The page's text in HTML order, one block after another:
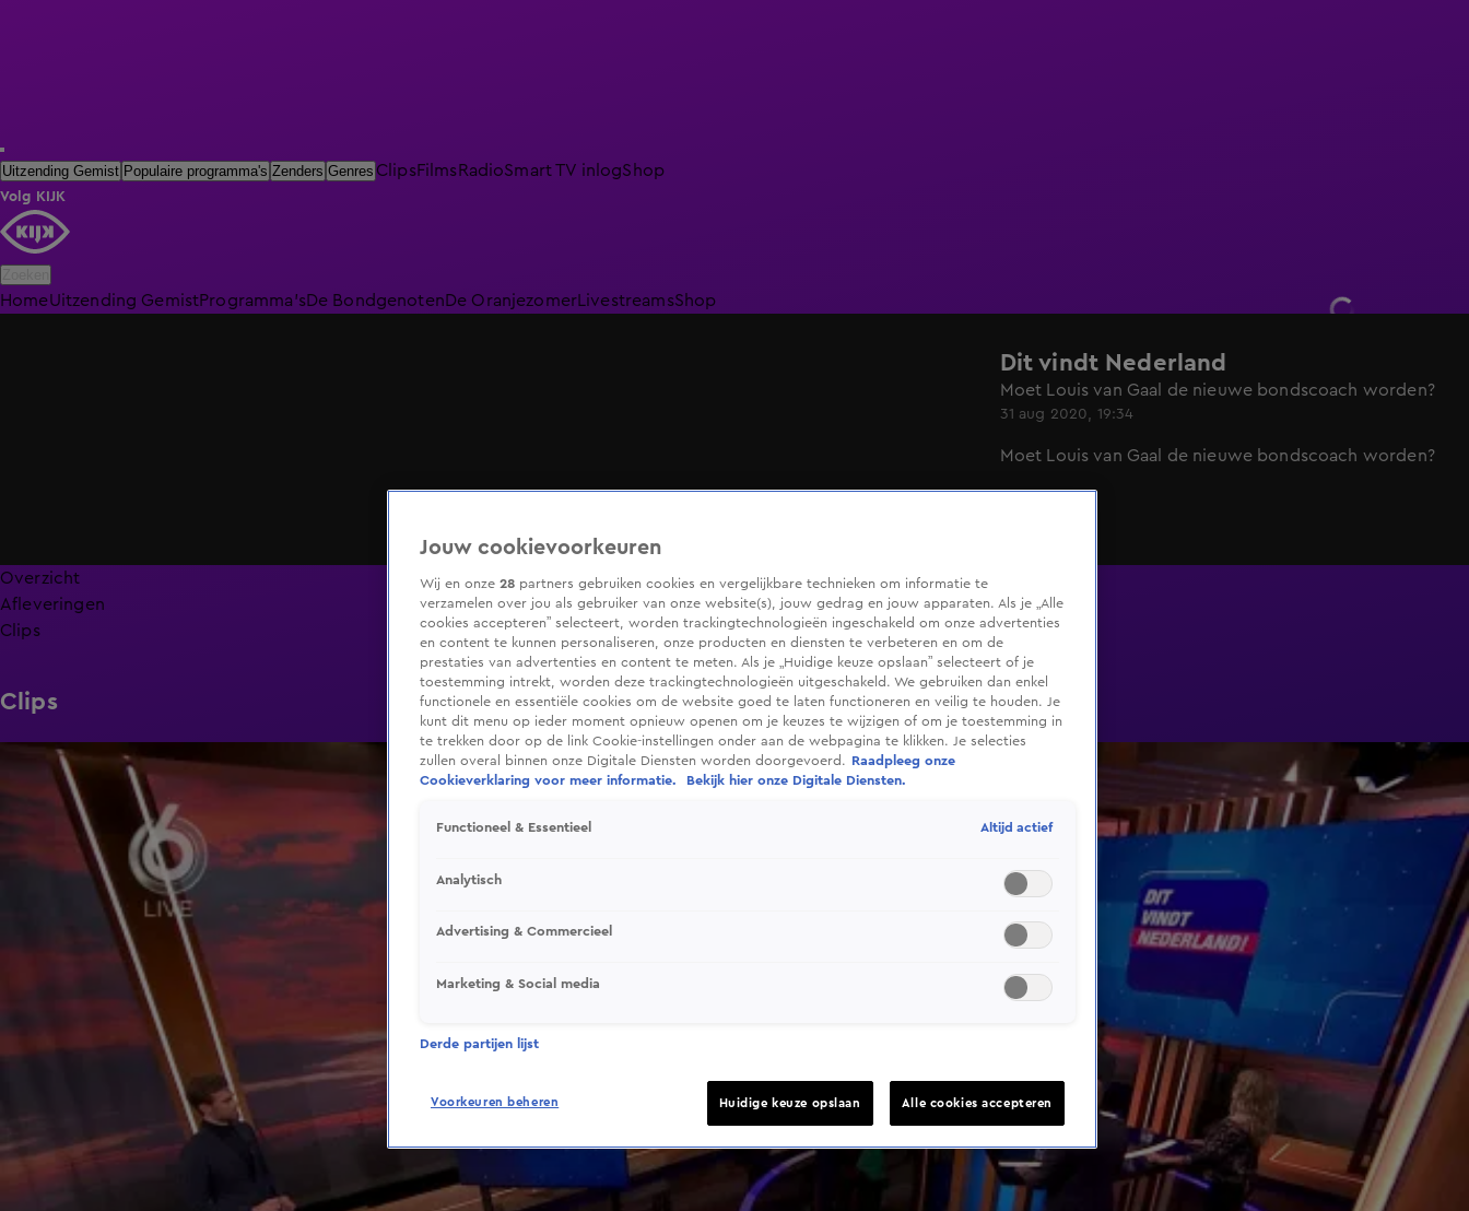
Uitzending Gemist Populaire programma's Zenders Genres ClipsFilmsRadioSmart TV inlogShop
Volg KIJK
HomeUitzending GemistProgramma'sDe BondgenotenDe Oranjezomer LivestreamsShop
Dit vindt Nederland
Moet Louis van Gaal de nieuwe bondscoach worden?
31 aug 2020, 19:34
Moet Louis van Gaal de nieuwe bondscoach worden?
Overzicht
Afleveringen
Clips
Clips
Jouw cookievoorkeuren
Wij en onze 28 partners gebruiken cookies en vergelijkbare technieken om informatie te
verzamelen over jou als gebruiker van onze website(s), jouw gedrag en jouw apparaten. Als je „Alle
cookies accepteren” selecteert, worden trackingtechnologieën ingeschakeld om onze advertenties
en content te kunnen personaliseren, onze producten en diensten te verbeteren en om de
prestaties van advertenties en content te meten. Als je „Huidige keuze opslaan” selecteert of je
toestemming intrekt, worden deze trackingtechnologieën uitgeschakeld. We gebruiken dan enkel
functionele en essentiële cookies om de website goed te laten functioneren en veilig te houden. Je
kunt dit menu op ieder moment opnieuw openen om je keuzes te wijzigen of om je toestemming in
te trekken door op de link Cookie-instellingen onder aan de webpagina te klikken. Je selecties
zullen overal binnen onze Digitale Diensten worden doorgevoerd.
Raadpleeg onze
Cookieverklaring voor meer informatie.
Bekijk hier onze Digitale Diensten.
Functioneel & Essentieel Altijd actief
Analytisch
Advertising & Commercieel
Marketing & Social media
Derde partijen lijst
Voorkeuren beheren Huidige keuze opslaan Alle cookies accepteren